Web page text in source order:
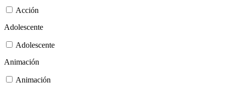
Acción
Adolescente
Adolescente
Animación
Animación